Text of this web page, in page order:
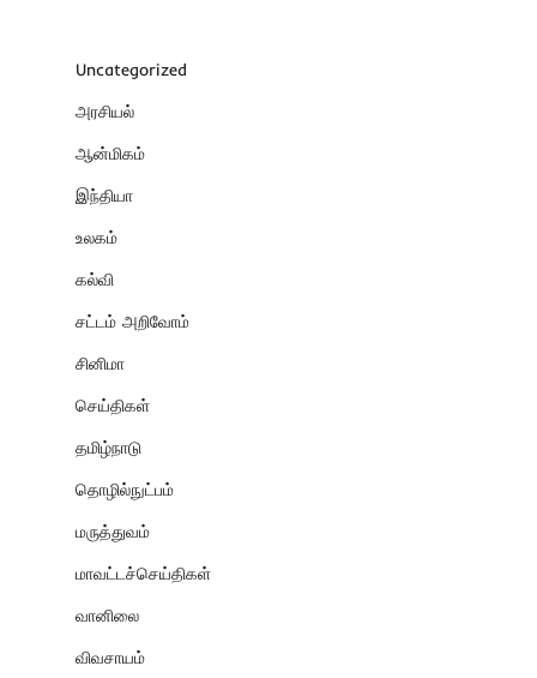
Uncategorized
அரசியல்
ஆன்மிகம்
இந்தியா
உலகம்
கல்வி
சட்டம் அறிவோம்
சினிமா
செய்திகள்
தமிழ்நாடு
தொழில்நுட்பம்
மருத்துவம்
மாவட்டச்செய்திகள்
வானிலை
விவசாயம்